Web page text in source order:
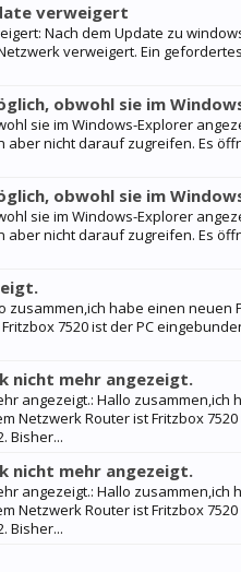
verweigert
Nach dem Update zu
verweigert. Ein
obwohl sie im
sie im Windows-Explorer
nicht darauf zugreifen. Es
obwohl sie im
sie im Windows-Explorer
nicht darauf zugreifen. Es
zusammen,ich habe einen neuen
7520 ist der PC
nicht mehr angezeigt.
angezeigt.: Hallo zusammen,ich
Netzwerk Router ist Fritzbox
Bisher...
nicht mehr angezeigt.
angezeigt.: Hallo zusammen,ich
Netzwerk Router ist Fritzbox
Bisher...